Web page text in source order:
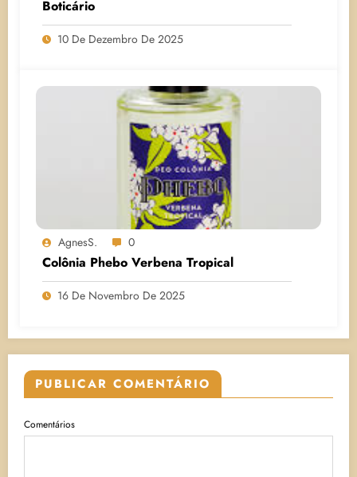
Boticário
10 De Dezembro De 2025
AgnesS. 0
Colônia Phebo Verbena Tropical
16 De Novembro De 2025
PUBLICAR COMENTÁRIO
Comentários